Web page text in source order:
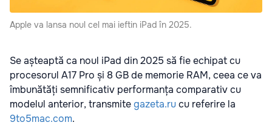
Apple va lansa noul cel mai ieftin iPad în 2025.
Se așteaptă ca noul iPad din 2025 să fie echipat cu
procesorul A17 Pro și 8 GB de memorie RAM, ceea ce va
îmbunătăți semnificativ performanța comparativ cu
modelul anterior, transmitegazeta.rucu referire la
9to5mac.com.